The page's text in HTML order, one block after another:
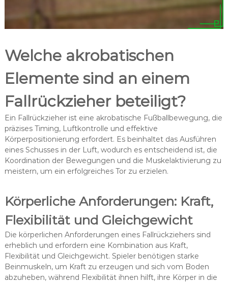
Welche akrobatischen
Elemente sind an einem
Fallrückzieher beteiligt?
Ein Fallrückzieher ist eine akrobatische Fußballbewegung, die
präzises Timing, Luftkontrolle und effektive
Körperpositionierung erfordert. Es beinhaltet das Ausführen
eines Schusses in der Luft, wodurch es entscheidend ist, die
Koordination der Bewegungen und die Muskelaktivierung zu
meistern, um ein erfolgreiches Tor zu erzielen.
Körperliche Anforderungen: Kraft,
Flexibilität und Gleichgewicht
Die körperlichen Anforderungen eines Fallrückziehers sind
erheblich und erfordern eine Kombination aus Kraft,
Flexibilität und Gleichgewicht. Spieler benötigen starke
Beinmuskeln, um Kraft zu erzeugen und sich vom Boden
abzuheben, während Flexibilität ihnen hilft, ihre Körper in die